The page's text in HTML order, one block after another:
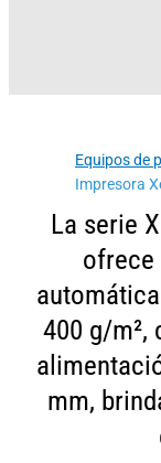
Equipos de
Impresora
La serie
ofrece
400 g/m²,
mm,